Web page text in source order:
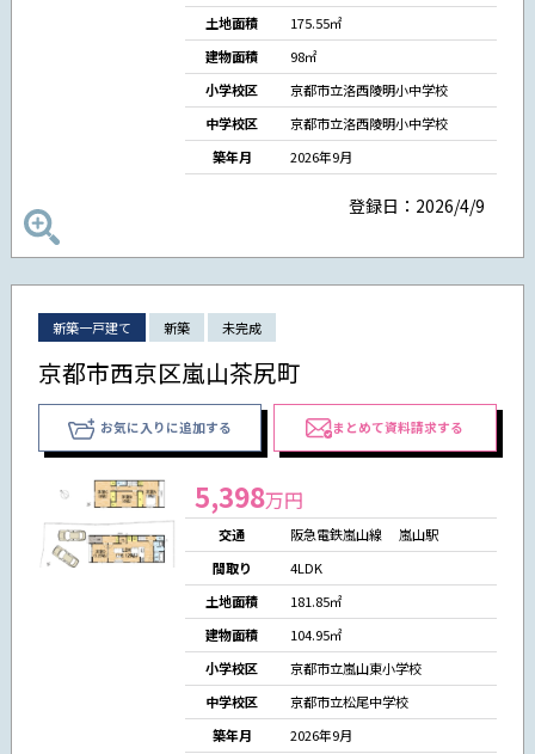
土地面積
175.55㎡
建物面積
98㎡
小学校区
京都市立洛西陵明小中学校
中学校区
京都市立洛西陵明小中学校
築年月
2026年9月
登録日：2026/4/9
新築一戸建て 新築 未完成
京都市西京区嵐山茶尻町
お気に入りに追加する まとめて資料請求する
5,398万円
交通
阪急電鉄嵐山線 嵐山駅
間取り
4LDK
土地面積
181.85㎡
建物面積
104.95㎡
小学校区
京都市立嵐山東小学校
中学校区
京都市立松尾中学校
築年月
2026年9月